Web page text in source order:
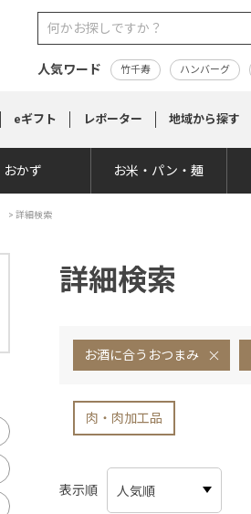
人気ワード 竹千寿 ハンバーグ
eギフト レポーター 地域から探す
おかず お米・パン・麺
> 詳細検索
詳細検索
お酒に合うおつまみ
肉・肉加工品
表示順